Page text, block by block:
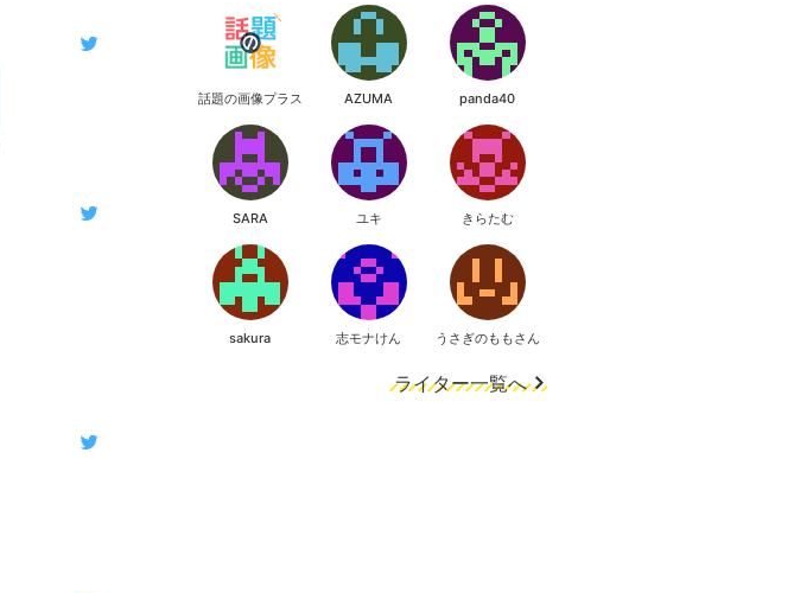
話題の画像プラス AZUMA panda40
SARA ユキ きらたむ
sakura 志モナけん うさぎのももさん
ライター一覧へ